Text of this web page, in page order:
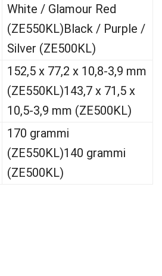
White / Glamour Red
(ZE550KL)Black / Purple /
Silver (ZE500KL)
152,5 x 77,2 x 10,8-3,9 mm
(ZE550KL)143,7 x 71,5 x
10,5-3,9 mm (ZE500KL)
170 grammi
(ZE550KL)140 grammi
(ZE500KL)